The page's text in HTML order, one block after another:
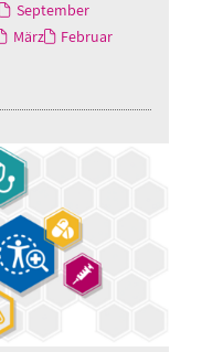
September
März
Februar